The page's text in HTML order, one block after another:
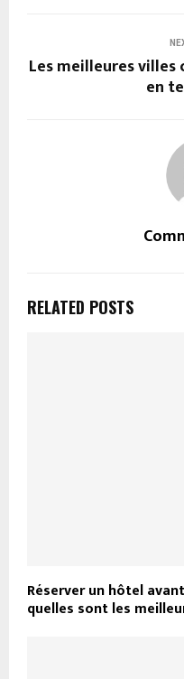
Les meilleures villes
en
RELATED POSTS
Réserver un hôtel
quelles sont les